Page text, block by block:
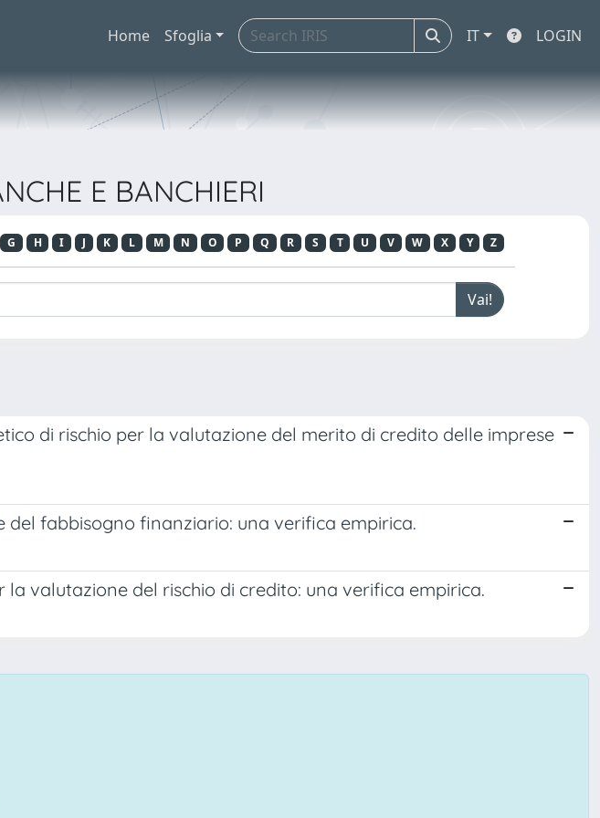
Home Sfoglia IT LOGIN
E BANCHIERI
G H I J K L M N O P Q R S T U V W X Y Z
di rischio per la valutazione del merito di credito delle imprese
fabbisogno finanziario: una verifica empirica.
valutazione del rischio di credito: una verifica empirica.